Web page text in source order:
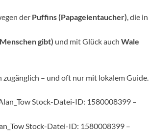
der Puffins (Papageientaucher), die in
gibt) und mit Glück auch Wale
– und oft nur mit lokalem Guide.
Stock-Datei-ID: 1580008399 –